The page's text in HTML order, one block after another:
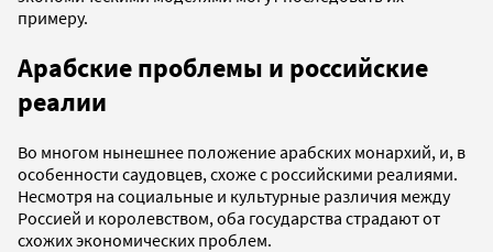
примеру.
Арабские проблемы и российские
реалии
Во многом нынешнее положение арабских монархий, и, в
особенности саудовцев, схоже с российскими реалиями.
Несмотря на социальные и культурные различия между
Россией и королевством, оба государства страдают от
схожих экономических проблем.